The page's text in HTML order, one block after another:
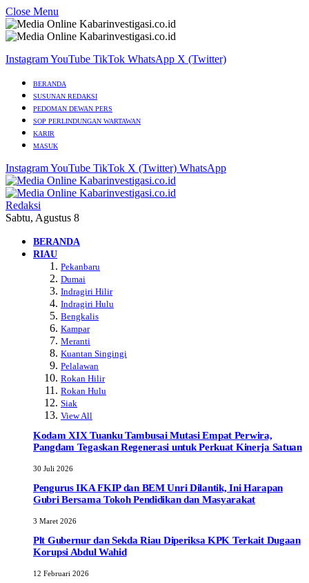
Close Menu
InstagramYouTube TikTok WhatsApp X (Twitter)
BERANDA
SUSUNAN REDAKSI
PEDOMAN DEWAN PERS
SOP PERLINDUNGAN WARTAWAN
KARIR
MASUK
InstagramYouTube TikTok X (Twitter) WhatsApp
Redaksi
Sabtu, Agustus 8
BERANDA
RIAU
Pekanbaru
Dumai
Indragiri Hilir
Indragiri Hulu
Bengkalis
Kampar
Meranti
Kuantan Singingi
Pelalawan
Rokan Hilir
Rokan Hulu
Siak
View All
Kodam XIX Tuanku Tambusai Mutasi Empat Perwira,
Pangdam Tegaskan Regenerasi untuk Perkuat Kinerja Satuan
30 Juli 2026
Pengurus IKA FKIP dan BEM Unri Dilantik, Ini Harapan
Gubri Bersama Tokoh Pendidikan dan Masyarakat
3 Maret 2026
Plt Gubernur dan Sekda Riau Diperiksa KPK Terkait Dugaan
Korupsi Abdul Wahid
12 Februari 2026